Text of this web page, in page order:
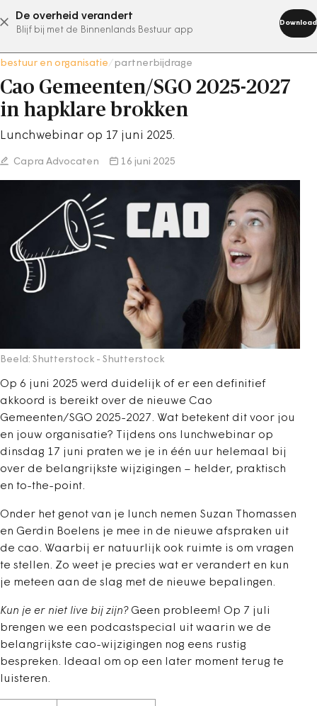
De overheid verandert
Blijf bij met de Binnenlands Bestuur app
Download
abonneer nu
bestuur en organisatie partnerbijdrage
Cao Gemeenten/SGO 2025-2027
in hapklare brokken
Lunchwebinar op 17 juni 2025.
Capra Advocaten 16 juni 2025
Beeld: Shutterstock - Shutterstock
Op 6 juni 2025 werd duidelijk of er een definitief
akkoord is bereikt over de nieuwe Cao
Gemeenten/SGO 2025-2027. Wat betekent dit voor jou
en jouw organisatie? Tijdens ons lunchwebinar op
dinsdag 17 juni praten we je in één uur helemaal bij
over de belangrijkste wijzigingen – helder, praktisch
en to-the-point.
Onder het genot van je lunch nemen Suzan Thomassen
en Gerdin Boelens je mee in de nieuwe afspraken uit
de cao. Waarbij er natuurlijk ook ruimte is om vragen
te stellen. Zo weet je precies wat er verandert en kun
je meteen aan de slag met de nieuwe bepalingen.
Kun je er niet live bij zijn?Geen probleem! Op 7 juli
brengen we een podcastspecial uit waarin we de
belangrijkste cao-wijzigingen nog eens rustig
bespreken. Ideaal om op een later moment terug te
luisteren.